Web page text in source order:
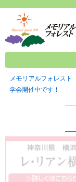
メモリアルフォレス
学会開催中です！